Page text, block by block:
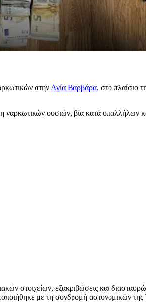
στην Αγία Βαρβάρα, στο πλαίσιο
ναρκωτικών ουσιών, βία κατά
στοιχείων, εξακριβώσεις και
με τη συνδρομή αστυνομικών